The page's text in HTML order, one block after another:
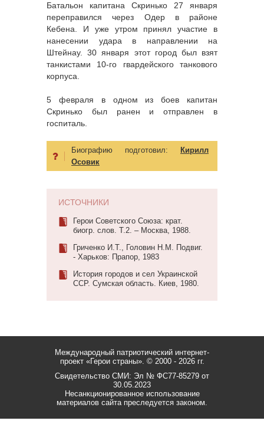
Батальон капитана Скринько 27 января
переправился через Одер в районе
Кебена. И уже утром принял участие в
нанесении удара в направлении на
Штейнау. 30 января этот город был взят
танкистами 10-го гвардейского танкового
корпуса.
5 февраля в одном из боев капитан
Скринько был ранен и отправлен в
госпиталь.
Биографию подготовил:
Кирилл
Осовик
ИСТОЧНИКИ
Герои Советского Союза: крат.
биогр. слов. Т.2. – Москва, 1988.
Гриченко И.Т., Головин Н.М. Подвиг.
- Харьков: Прапор, 1983
История городов и сел Украинской
ССР. Сумская область. Киев, 1980.
Международный патриотический интернет-
проект «Герои страны». © 2000 - 2026 гг.
Свидетельство СМИ: Эл № ФС77-85279 от
30.05.2023
Несанкционированное использование
материалов сайта преследуется законом.